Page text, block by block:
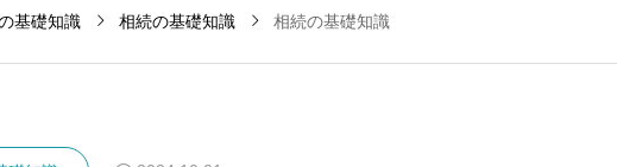
基礎知識 相続の基礎知識 相続の基礎知識